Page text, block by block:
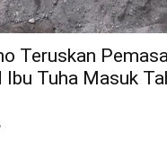
Teruskan
Ibu Tuha Masuk